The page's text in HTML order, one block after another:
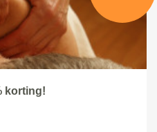
korting!